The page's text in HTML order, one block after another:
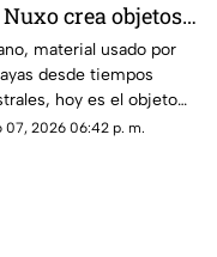
crea objetos
de este material
en Yucatán
material usado por
desde tiempos
hoy es el objeto
para don Nuxo.
07, 2026 06:42 p. m.